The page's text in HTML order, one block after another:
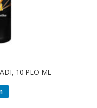
10 PLO ME